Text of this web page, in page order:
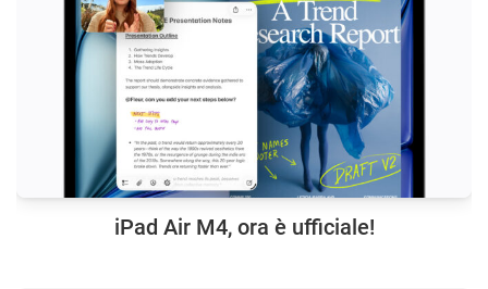
iPad Air M4, ora è ufficiale!